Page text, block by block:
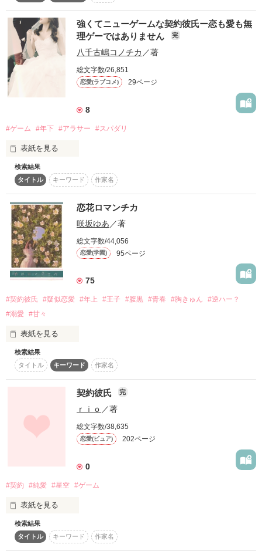
感想
ステータス 全て 完結 更新中
作品の長さ 長編 中編
復刻！夏の野いちごビギナーズ応援コンテスト～中・長編チ
ャレンジ！～
500文字の不気味なテスト、募集中。
200文字でゾッ！こわい短編コンテスト
この2人が最強‼ベストバディ短編コンテスト
スターツ出版小説投稿サイト合同企画「1話からの長編大
賞」野いちご！会場
その他の条件
中学時代のトラウマから地味に目立たないように過ごしていた
松下亜由美は大学の同級生である上野慎一に酷い裏切りを受
け、自分へのご褒美に週に一度通っているBARで愚痴をこぼし
ていると、大人の色気が漂うイケメンバーテンダーに契約恋人
を提案される。
1ヶ月間、恋人になってもらう対価として生まれ変わる為の手
助けをしてくれるというものだった。
契約恋人の最終的なミッションをこなすことができるのか、本
してしまうほど、セクシーな大人のバーテンダー長友竜基に甘
やされる1ヶ月間の奮闘と恋愛の話。
作品を読む
強くてニューゲームな契約彼氏ー恋も愛も無
理ゲーではありません
完
八千古嶋コノチカ ／著
総文字数/26,851
恋愛(ラブコメ) 29ページ
8
#ゲーム #年下 #アラサー #スパダリ
表紙を見る
作品を読む
検索結果
タイトル
キーワード 作家名
恋花ロマンチカ
咲坂ゆあ ／著
総文字数/44,056
恋愛(学園) 95ページ
75
#契約彼氏 #疑似恋愛 #年上 #王子 #腹黒 #青春 #胸きゅん
#逆ハー？
#溺愛
#甘々
表紙を見る
「俺のこと、好きになって」
✼••┈┈••✼••┈┈••✼••┈┈••✼••┈┈••
運命の恋をゆめみる平凡な女子高生
恋愛なんてクソくらえな学校の王子さま
✼••┈┈••✼••┈┈••✼••┈┈••✼••┈┈••✼
「死ぬほど甘やかしてやるよ、俺」
検索結果
タイトル
キーワード 作家名
契約彼氏 完
ｒｉｏ ／著
総文字数/38,635
恋愛(ピュア) 202ページ
0
#契約 #純愛 #星空 #ゲーム
表紙を見る
素直に「好きだ」と言えたなら。
検索結果
タイトル
キーワード 作家名